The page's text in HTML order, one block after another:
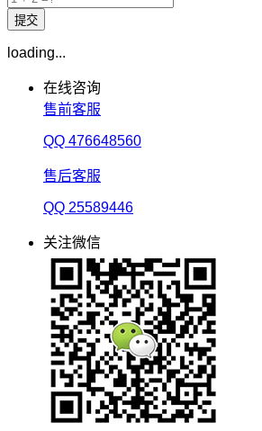
loading...
在线咨询
售前客服
QQ 476648560
售后客服
QQ 25589446
关注微信